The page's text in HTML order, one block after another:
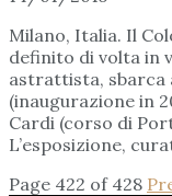
Milano, Italia. Il
definito di volta in
astrattista, sbarca
(inaugurazione in
Cardi (corso di
L’esposizione,
Page 422 of 428